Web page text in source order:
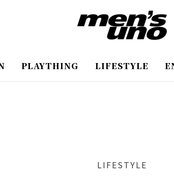
PLAYTHING LIFESTYLE
LIFESTYLE